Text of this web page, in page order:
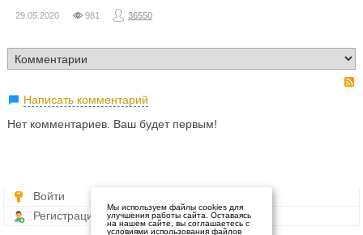
29.05.2020 981 36550
Написать комментарий
Нет комментариев. Ваш будет первым!
Войти
Регистрация
Мы используем файлы cookies для
улучшения работы сайта. Оставаясь
на нашем сайте, вы соглашаетесь с
условиями использования файлов